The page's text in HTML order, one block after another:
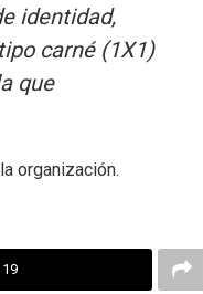
identidad,
carné (1X1)
que
organización.
19